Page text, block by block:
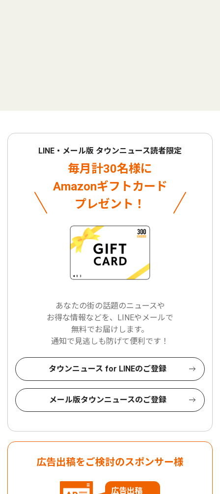
LINE・メール版 タウンニュース読者限定
毎月計30名様に
Amazonギフトカード
プレゼント！
あなたの街の話題のニュースや
お得な情報などを、LINEやメールで
無料でお届けします。
通知で見逃しも防げて便利です！
タウンニュース for LINEのご登録
メール版タウンニュースのご登録
広告出稿をご検討のスポンサー様
広告出稿